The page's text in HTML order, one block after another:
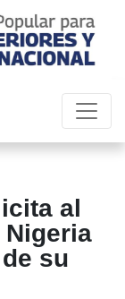
al
Nigeria
su